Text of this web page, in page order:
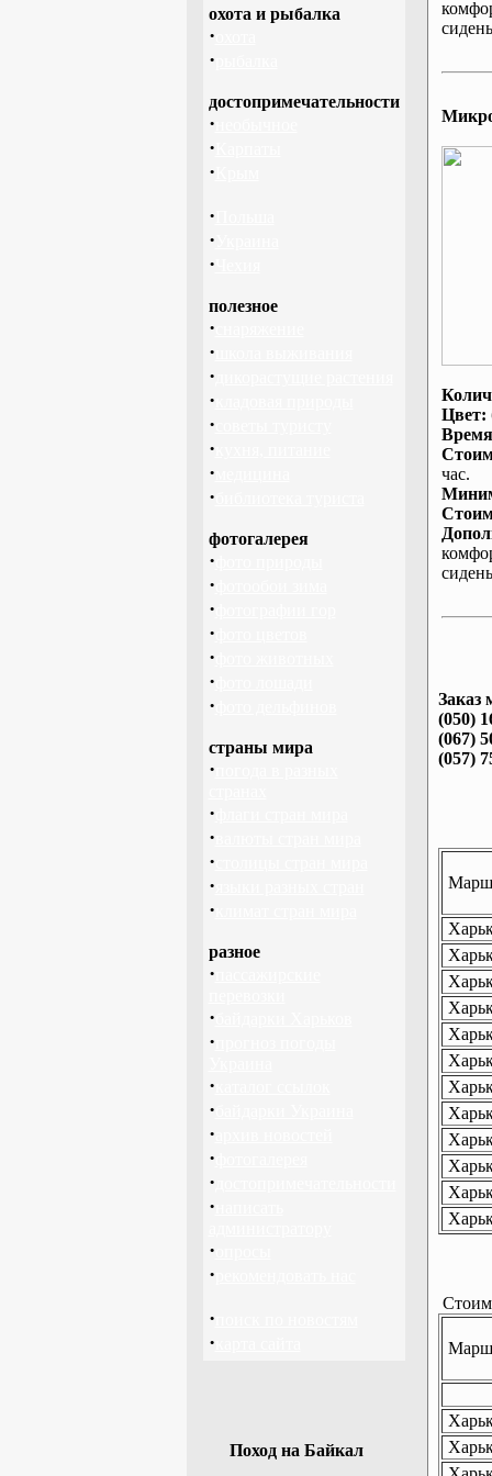
охота и рыбалка
·
·
достопримечательности
·
·
·
·
·
·
полезное
·
·
·
·
·
·
·
·
фотогалерея
·
·
·
·
·
·
·
страны мира
·
·
·
·
·
·
разное
·
·
·
·
·
·
·
·
·
·
·
·
·
Поход на Байкал
Цвет:
час.
Заказ
(050)
(067)
(057)